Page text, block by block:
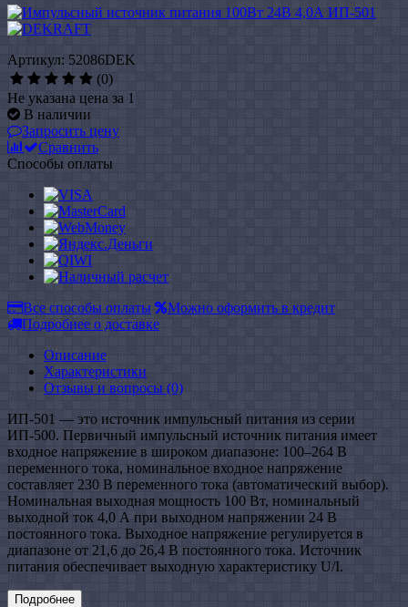
Артикул: 52086DEK
(0)
Не указана цена за 1
В наличии
Запросить цену
Сравнить
Способы оплаты
Все способы оплаты
Можно оформить в кредит
Подробнее о доставке
Описание
Характеристики
Отзывы и вопросы (0)
ИП-501 — это источник импульсный питания из серии
ИП-500. Первичный импульсный источник питания имеет
входное напряжение в широком диапазоне: 100–264 В
переменного тока, номинальное входное напряжение
составляет 230 В переменного тока (автоматический выбор).
Номинальная выходная мощность 100 Вт, номинальный
выходной ток 4,0 А при выходном напряжении 24 В
постоянного тока. Выходное напряжение регулируется в
диапазоне от 21,6 до 26,4 В постоянного тока. Источник
питания обеспечивает выходную характеристику U/I.
Подробнее